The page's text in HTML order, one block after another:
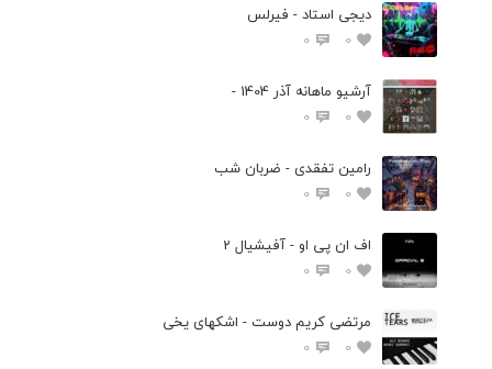
دیجی استاد - فیرلس
0
0
آرشیو ماهانه آذر 1404 -
0
0
رامین تفقدی - ضربان شب
0
0
اف ان پی او - آفیشیال 2
0
0
مرتضی کریم دوست - اشکهای یخی
0
0